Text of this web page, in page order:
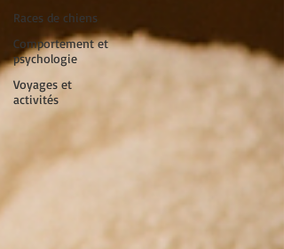
Races de chiens
Comportement et
psychologie
Voyages et
activités